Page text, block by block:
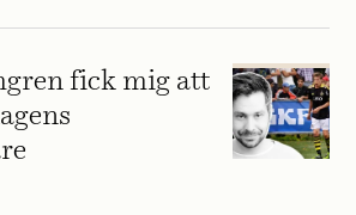
fick mig att